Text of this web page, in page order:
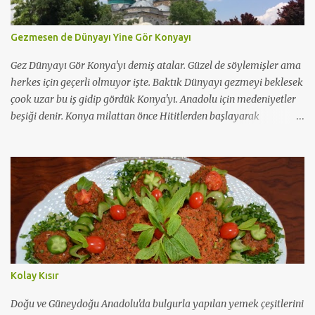
Gezmesen de Dünyayı Yine Gör Konyayı
Gez Dünyayı Gör Konya'yı demiş atalar. Güzel de söylemişler ama
herkes için geçerli olmuyor işte. Baktık Dünyayı gezmeyi beklesek
çook uzar bu iş gidip gördük Konya'yı. Anadolu için medeniyetler
beşiği denir. Konya milattan önce Hititlerden başlayarak
müslümanlar için en popüler olduğu dönem Selçuklu dönemiyle
başlamış. Hal böyle oluncada Selçuklu ve Osmanlı mimarisinin en
güzide örneklerini saklamış koynunda büyük bir özenle bugüne
dek. Benim vaktim çok kısıtlıydı. Ama hayatın her anı bize bir
derstir. Buradan aldığım ders; Konya 36 saatte gezilecek ve
doyulacak bir şehir değil. Benim için ülkenin her yanı birdir
doğudan batıya. Ama bazı şehirler içerdikleri tarih dokusuyla bir
adım öndedirler gönlümde. Ki Konya da bunlardan biri. Yani
Konyalılar rahatlıkla " Övünmek gibi olmasın ama Konyalıyım"
Kolay Kısır
Doğu ve Güneydoğu Anadolu'da bulgurla yapılan yemek çeşitlerini